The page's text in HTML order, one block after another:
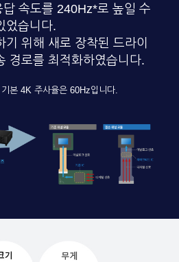
속도를 240Hz*로 높일 수
었습니다.
위해 새로 장착된 드라이
경로를 최적화하였습니다.
본 4K 주사율은 60Hz입니다.